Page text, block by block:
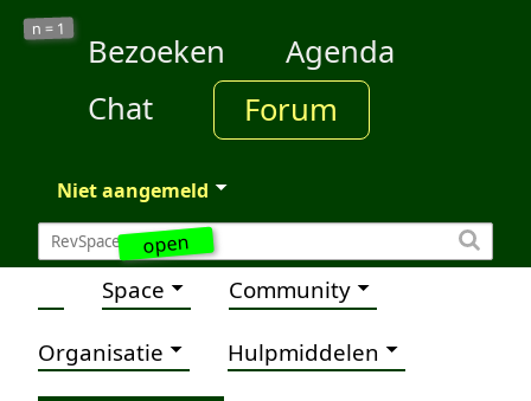
open
n = 1
Bezoeken
Agenda
Chat
Forum
Niet aangemeld
Space Community
Organisatie Hulpmiddelen